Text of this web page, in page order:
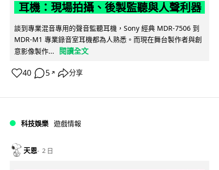
耳機：現場拍攝、後製監聽與人聲利器
談到專業混音專用的聲音監聽耳機，Sony 經典 MDR-7506 到
MDR-M1 專業錄音室耳機都為人熟悉。而現在舞台製作者與創
意影像製作...
閱讀全文
40 5 ↗ 分享
科技娛樂 遊戲情報
天恩 2 日